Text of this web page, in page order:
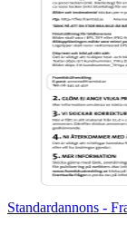
Standardannons -